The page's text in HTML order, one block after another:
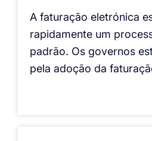
A faturação eletrónica
rapidamente um
padrão. Os governos
pela adoção da